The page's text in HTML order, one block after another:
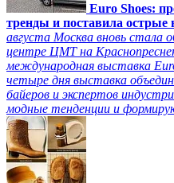
Euro Shoes:
тренды и поставила острые
августа Москва вновь стала
центре ЦМТ на
международная выставка
четыре дня выставка
байеров и экспертов
модные тенденции и